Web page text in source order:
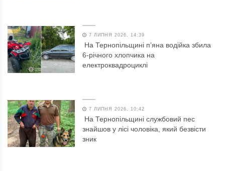
7 ЛИПНЯ 2026, 14:39
На Тернопільщині п’яна водійка збила
6-річного хлопчика на
електроквадроциклі
7 ЛИПНЯ 2026, 10:42
На Тернопільщині службовий пес
знайшов у лісі чоловіка, який безвісти
зник